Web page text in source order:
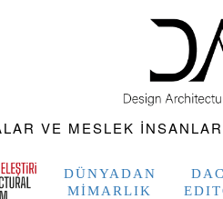
VE MESLEK
DÜNYADAN
MIMARLIK
DAC